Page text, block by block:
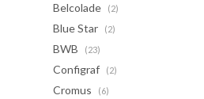
Belcolade (2)
Blue Star (2)
BWB (23)
Configraf (2)
Cromus (6)